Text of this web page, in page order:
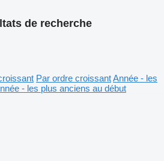
de recherche
Par ordre croissantAnnée - les
- les plus anciens au début